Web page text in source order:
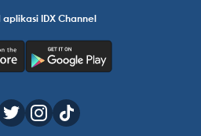
IDX Channel